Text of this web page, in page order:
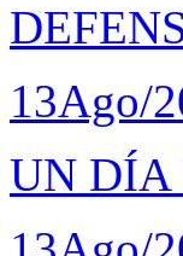
13Ago/
UN DÍA